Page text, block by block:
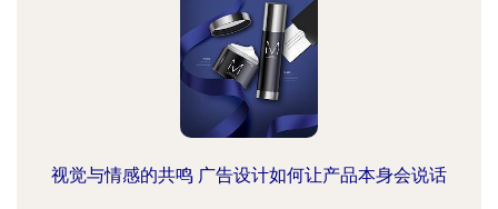
视觉与情感的共鸣 广告设计如何让产品本身会说话